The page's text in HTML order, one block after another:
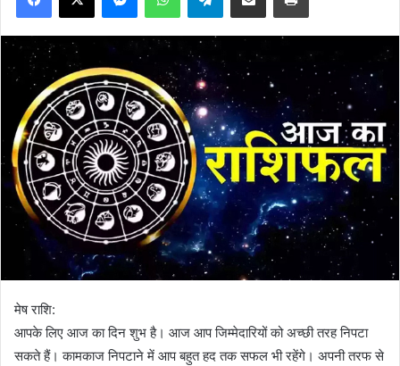
मेष राशि:
आपके लिए आज का दिन शुभ है। आज आप जिम्मेदारियों को अच्छी तरह निपटा
सकते हैं। कामकाज निपटाने में आप बहुत हद तक सफल भी रहेंगे। अपनी तरफ से